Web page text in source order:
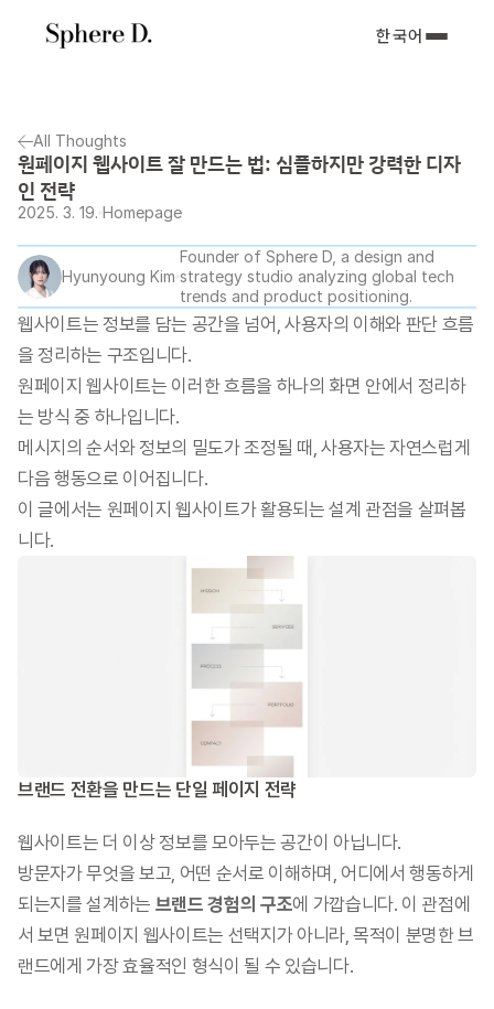
한국어
All Thoughts
원페이지 웹사이트 잘 만드는 법: 심플하지만 강력한 디자
인 전략
2025. 3. 19. Homepage
Hyunyoung Kim
Founder of Sphere D, a design and
strategy studio analyzing global tech
trends and product positioning.
웹사이트는 정보를 담는 공간을 넘어, 사용자의 이해와 판단 흐름
을 정리하는 구조입니다.
원페이지 웹사이트는 이러한 흐름을 하나의 화면 안에서 정리하
는 방식 중 하나입니다.
메시지의 순서와 정보의 밀도가 조정될 때, 사용자는 자연스럽게
다음 행동으로 이어집니다.
이 글에서는 원페이지 웹사이트가 활용되는 설계 관점을 살펴봅
니다.
브랜드 전환을 만드는 단일 페이지 전략
웹사이트는 더 이상 정보를 모아두는 공간이 아닙니다.
방문자가 무엇을 보고, 어떤 순서로 이해하며, 어디에서 행동하게
되는지를 설계하는 브랜드 경험의 구조에 가깝습니다. 이 관점에
서 보면 원페이지 웹사이트는 선택지가 아니라, 목적이 분명한 브
랜드에게 가장 효율적인 형식이 될 수 있습니다.